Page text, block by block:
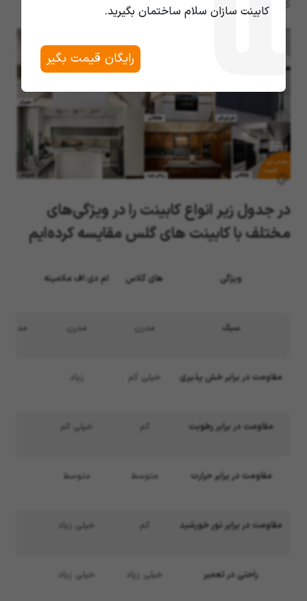
کابینت سازان سلام ساختمان بگیرید.
رایگان قیمت بگیر
کابینت با کابینت هایگلاس آشنا شوید:
سفارش این
کابینت
در جدول زیر انواع کابینت را در ویژگی‌های
مختلف با کابینت های گلس مقایسه کرده‌ایم
ویژگی های گلاس ام دی اف ملامینه
سبک مدرن مدرن مدرن،
مقاومت در برابر خش پذیری خیلی کم زیاد
مقاومت در برابر رطوبت کم خیلی کم
مقاومت در برابر حرارت متوسط متوسط
مقاومت در برابر نور خورشید کم خیلی زیاد
راحتی در تعمیر خیلی زیاد خیلی زیاد